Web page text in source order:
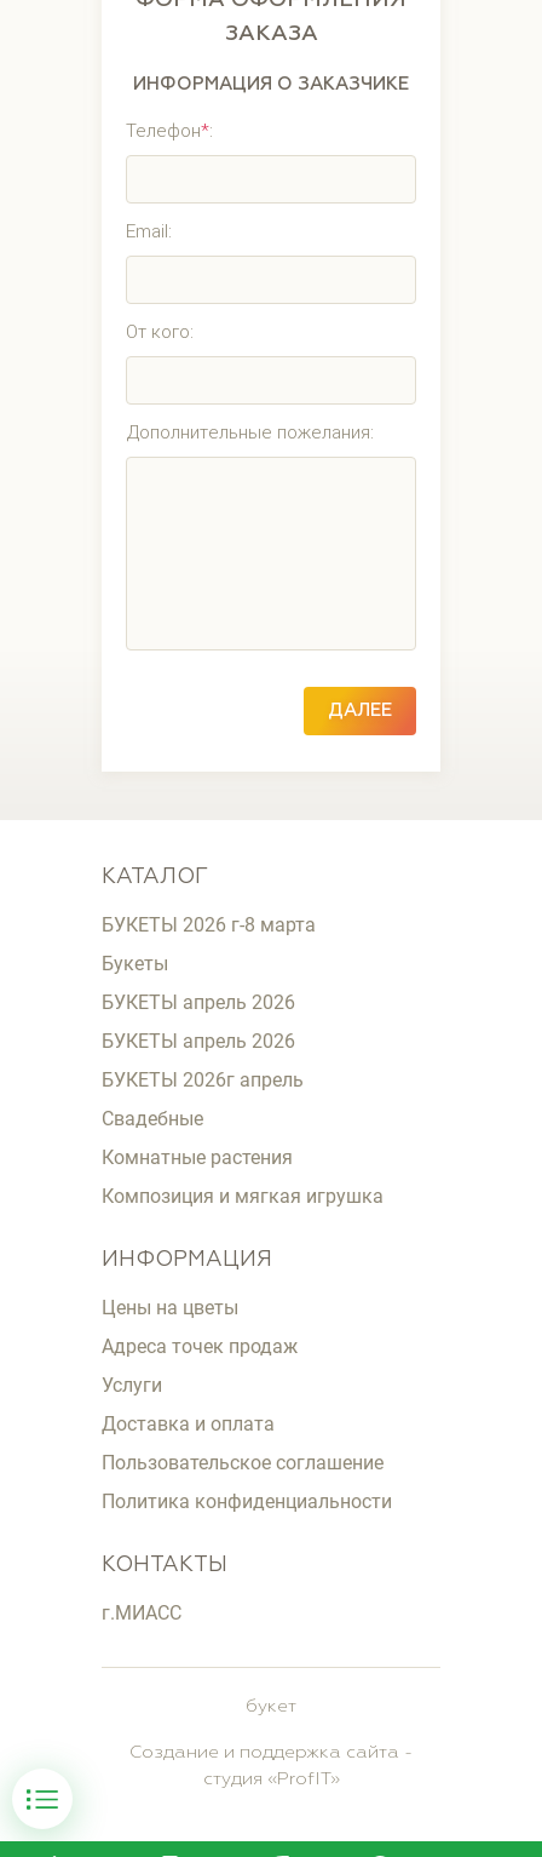
ЗАКАЗА
ИНФОРМАЦИЯ О ЗАКАЗЧИКЕ
Телефон*:
Email:
От кого:
Дополнительные пожелания:
ДАЛЕЕ
КАТАЛОГ
БУКЕТЫ 2026 г-8 марта
Букеты
БУКЕТЫ апрель 2026
БУКЕТЫ апрель 2026
БУКЕТЫ 2026г апрель
Свадебные
Комнатные растения
Композиция и мягкая игрушка
ИНФОРМАЦИЯ
Цены на цветы
Адреса точек продаж
Услуги
Доставка и оплата
Пользовательское соглашение
Политика конфиденциальности
КОНТАКТЫ
г.МИАСС
букет
Создание и поддержка сайта -
студия «ProfIT»